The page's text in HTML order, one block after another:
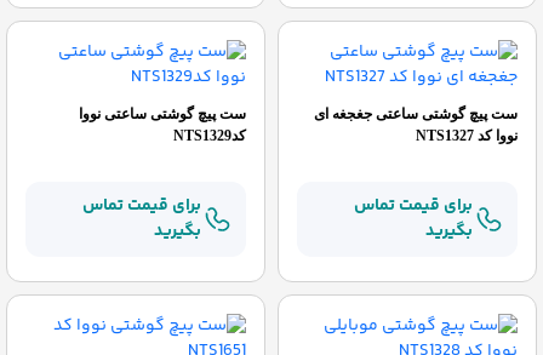
ست پیچ گوشتی ساعتی جغجغه ای
نووا کد NTS1327
برای قیمت تماس
بگیرید
ست پیچ گوشتی ساعتی نووا
کدNTS1329
برای قیمت تماس
بگیرید